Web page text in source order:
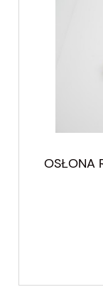
OSŁONA